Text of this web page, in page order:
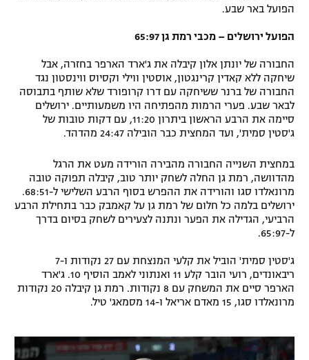
תקנון עבור פעילות אלקטרה
גיימינג E-Sports
תנאי שימוש
מדיניות פרטיות
תקנון פעילות ספורט 1
רשיון להקרנה פומבית לבית עסק
הצטרפות לחבילת הערוצים
לוח דרושים – ג'ובנט
תגיות
המגזין
פוטבול אמריקאי NFL
בייסבול MLB
ספורט אתגרי ואקסטרים
אומנויות לחימה
גיימינג E-Sports
הפועל באר שבע.
הפועל ירושלים – מכבי רמת גן 65:97
החבורה של יונתן אלון קיבלה את ג'ארד הארפר בחזרה, אבל
שיחקה ללא קאדין קרינגטון, אוסטין ווילי וקסיוס ווינסטון נגד
החבורה של ברנר ששיחקה עם דרו קרופורד שלא שותף בתבוסה
לבאר שבע. פערי הרמות מהפתיחה היו משמעותיים. ירושלים
סיימה את הרבע הראשון ביתרון 11:20, עם דקות טובות של
ג'סטין סמית', ועד המחצית כבר הובילה 24:47 מהדהד.
במחצית השנייה החבורה מהבירה הורידה מעט את הרגל
מהדוושה, רמת גן החלה לשחק יותר טוב, קיבלה תפוקה טובה
מרונאלדו סגו והורידה את ההפרש בסוף הרבע השלישי ל-68:51.
ירושלים בלמה כל חלום של רמת גן על קאמבק כבר בתחילת הרבע
הרביעי, הגדילה את הפער ונתנה לצעירים לשחק בסיום בדרך
ל-65:97.
ג'סטין סמית' הוביל את קלעי המנצחת עם 27 נקודות ו-7
ריבאונדים, רועי הובר קלע 11 ואנתוני לאמב הוסיף 10. ג'ארד
הארפר סיים את המשחק עם 8 נקודות. רמת גן קיבלה 20 נקודות
מרונאלדו סגו, 15 מאדם אריאל ו-14 מסמאג' טיל.